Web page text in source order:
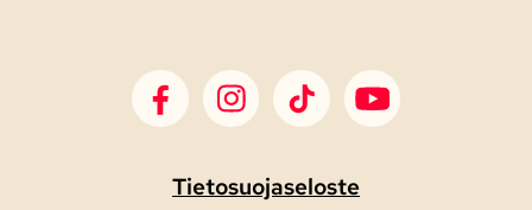
SDP Facebook
SDP Instagram
SDP TikTokSDP Youtube
Tietosuojaseloste